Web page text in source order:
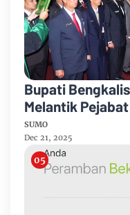
Bupati
Melantik
Pratama
SUMO
Dec 21, 2025